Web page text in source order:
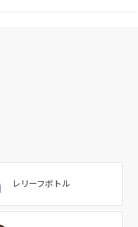
レリーフボトル